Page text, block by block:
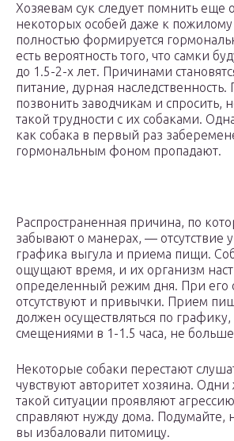
Хозяевам сук следует помнить еще
некоторых особей даже к пожилому
полностью формируется
есть вероятность того, что самки
до 1.5-2-х лет. Причинами
питание, дурная наследственность.
позвонить заводчикам и спросить,
такой трудности с их собаками.
как собака в первый раз
гормональным фоном пропадают.
Распространенная причина, по
забывают о манерах, — отсутствие у
графика выгула и приема пищи.
ощущают время, и их организм
определенный режим дня. При его
отсутствуют и привычки. Прием
должен осуществляться по
смещениями в 1-1.5 часа, не
Некоторые собаки перестают
чувствуют авторитет хозяина.
такой ситуации проявляют
справляют нужду дома. Подумайте,
вы избаловали питомицу.